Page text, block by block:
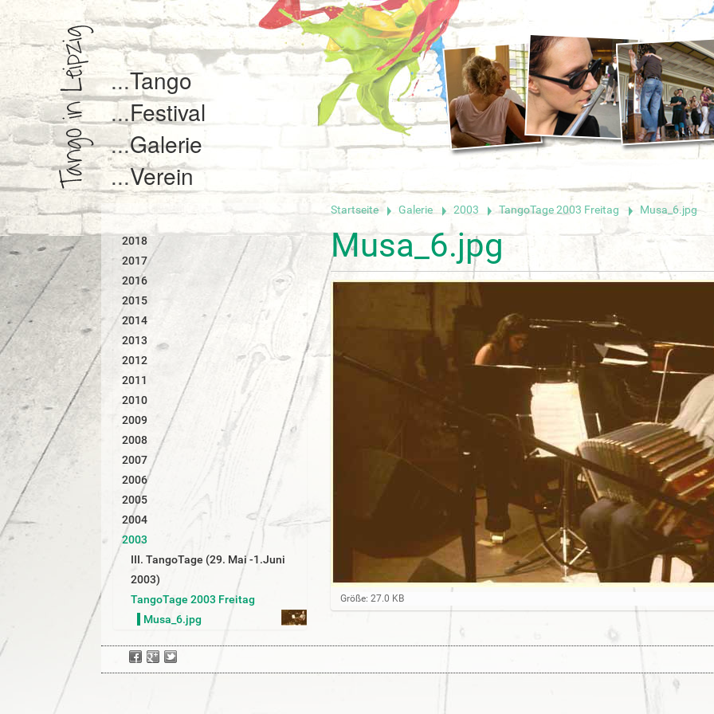
Tango
Festival
Galerie
Verein
S
s
i
e
Startseite Galerie 2003 TangoTage 2003 Freitag Musa_6.jpg
Musa_6.jpg
Z
e
Größe: 27.0 KB
2018
2017
2016
2015
2014
2013
2012
2011
2010
2009
2008
2007
2006
2005
2004
2003
III. TangoTage (29. Mai -1.Juni
2003)
TangoTage 2003 Freitag
Musa_6.jpg